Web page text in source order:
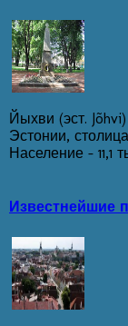
Йыхви (эст.
Эстонии,
Население - 11,1
Известнейшие